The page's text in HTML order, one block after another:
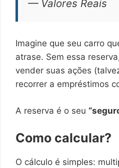
— Valores Reais
Imagine que seu carro
atrase. Sem essa
vender suas ações
recorrer a empréstimos
A reserva é o seu
Como calcular?
O cálculo é simples: